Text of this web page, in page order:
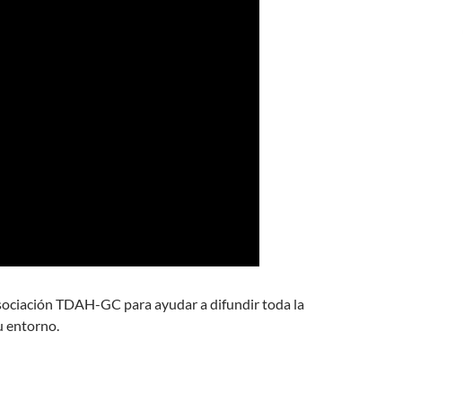
TDAH-GC para ayudar a difundir toda la
entorno.